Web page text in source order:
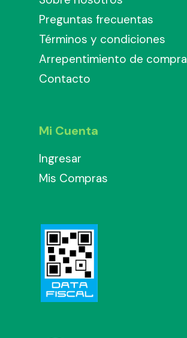
Preguntas frecuentas
Términos y condiciones
Arrepentimiento de compra
Contacto
Mi Cuenta
Ingresar
Mis Compras